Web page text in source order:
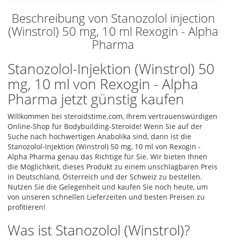
Beschreibung von Stanozolol injection
(Winstrol) 50 mg, 10 ml Rexogin - Alpha
Pharma
Stanozolol-Injektion (Winstrol) 50
mg, 10 ml von Rexogin - Alpha
Pharma jetzt günstig kaufen
Willkommen bei steroidstime.com, Ihrem vertrauenswürdigen
Online-Shop für Bodybuilding-Steroide! Wenn Sie auf der
Suche nach hochwertigen Anabolika sind, dann ist die
Stanozolol-Injektion (Winstrol) 50 mg, 10 ml von Rexogin -
Alpha Pharma genau das Richtige für Sie. Wir bieten Ihnen
die Möglichkeit, dieses Produkt zu einem unschlagbaren Preis
in Deutschland, Österreich und der Schweiz zu bestellen.
Nutzen Sie die Gelegenheit und kaufen Sie noch heute, um
von unseren schnellen Lieferzeiten und besten Preisen zu
profitieren!
Was ist Stanozolol (Winstrol)?